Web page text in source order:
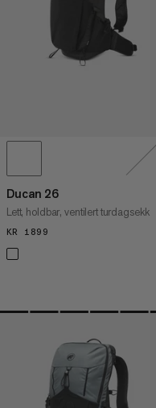
Ducan 26
Lett, holdbar, ventilert turdagsekk
KR 1899